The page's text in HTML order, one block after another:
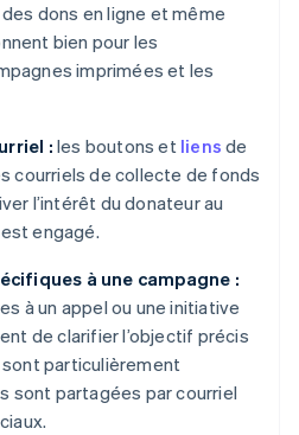
dons en ligne et même
bien pour les
imprimées et les
: les boutons et liens de
courriels de collecte de fonds
l’intérêt du donateur au
engagé.
à une campagne :
à un appel ou une initiative
de clarifier l’objectif précis
sont particulièrement
sont partagées par courriel